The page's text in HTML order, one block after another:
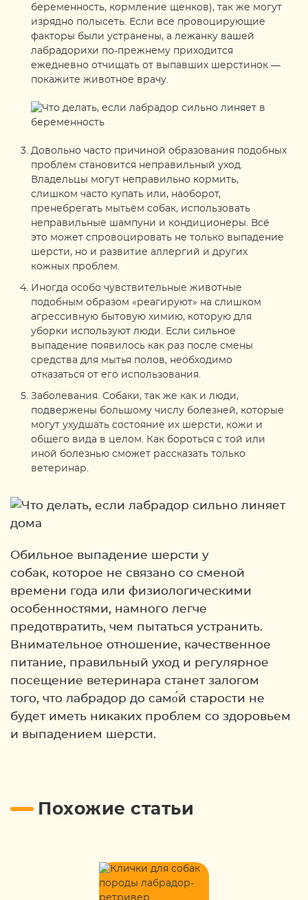
беременность, кормление щенков), так же могут
изрядно полысеть. Если все провоцирующие
факторы были устранены, а лежанку вашей
лабрадорихи по-прежнему приходится
ежедневно отчищать от выпавших шерстинок —
покажите животное врачу.
Довольно часто причиной образования подобных
проблем становится неправильный уход.
Владельцы могут неправильно кормить,
слишком часто купать или, наоборот,
пренебрегать мытьём собак, использовать
неправильные шампуни и кондиционеры. Всё
это может спровоцировать не только выпадение
шерсти, но и развитие аллергий и других
кожных проблем.
Иногда особо чувствительные животные
подобным образом «реагируют» на слишком
агрессивную бытовую химию, которую для
уборки используют люди. Если сильное
выпадение появилось как раз после смены
средства для мытья полов, необходимо
отказаться от его использования.
Заболевания. Собаки, так же как и люди,
подвержены большому числу болезней, которые
могут ухудшать состояние их шерсти, кожи и
общего вида в целом. Как бороться с той или
иной болезнью сможет рассказать только
ветеринар.
Обильное выпадение шерсти у
собак, которое не связано со сменой
времени года или физиологическими
особенностями, намного легче
предотвратить, чем пытаться устранить.
Внимательное отношение, качественное
питание, правильный уход и регулярное
посещение ветеринара станет залогом
того, что лабрадор до само́й старости не
будет иметь никаких проблем со здоровьем
и выпадением шерсти.
Похожие статьи